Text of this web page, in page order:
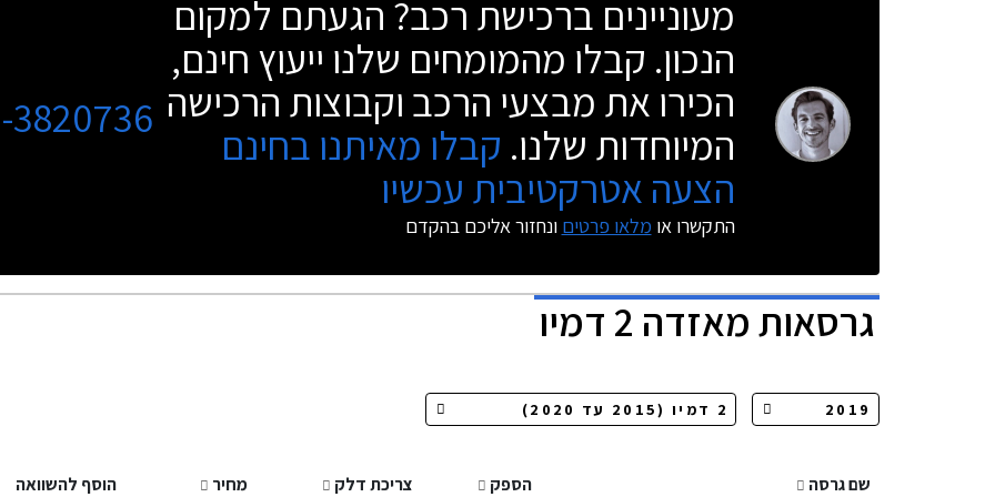
מעוניינים ברכישת רכב? הגעתם למקום
הנכון. קבלו מהמומחים שלנו ייעוץ חינם,
הכירו את מבצעי הרכב וקבוצות הרכישה
המיוחדות שלנו. קבלו מאיתנו בחינם
הצעה אטרקטיבית עכשיו
התקשרו או מלאו פרטים ונחזור אליכם בהקדם
3820736
גרסאותמאזדה 2 דמיו
שם גרסה הספק צריכת דלק מחיר הוסף להשוואה